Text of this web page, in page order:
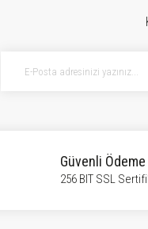
Güvenli
256 BIT SSL